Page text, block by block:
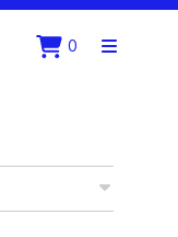
0
Menu